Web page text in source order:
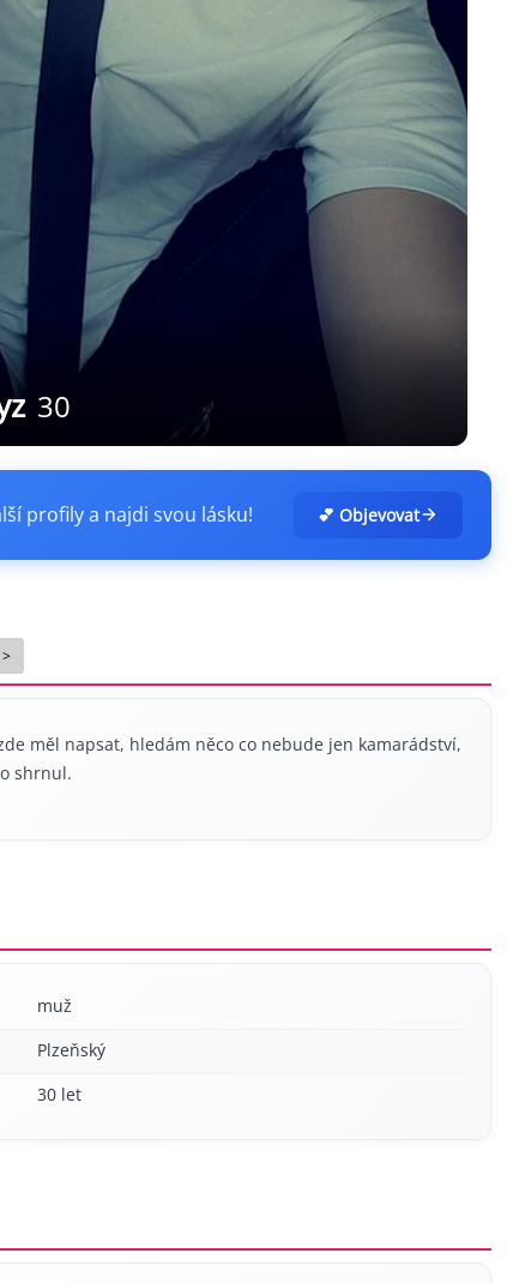
30
profily a najdi svou lásku! 💕 Objevovat
>
měl napsat, hledám něco co nebude jen kamarádství,
shrnul.
muž
Plzeňský
30 let